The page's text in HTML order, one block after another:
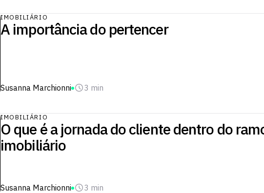
IMOBILIÁRIO
A importância do pertencer
Susanna Marchionni 3 min
IMOBILIÁRIO
O que é a jornada do cliente dentro do
imobiliário
Susanna Marchionni 3 min